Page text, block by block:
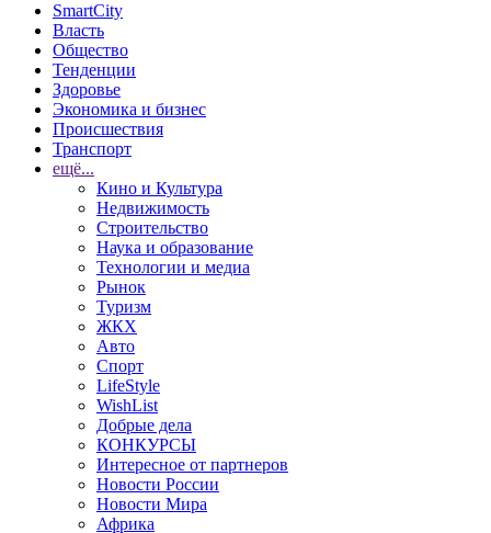
SmartCity
Власть
Общество
Тенденции
Здоровье
Экономика и бизнес
Происшествия
Транспорт
ещё...
Кино и Культура
Недвижимость
Строительство
Наука и образование
Технологии и медиа
Рынок
Туризм
ЖКХ
Авто
Спорт
LifeStyle
WishList
Добрые дела
КОНКУРСЫ
Интересное от партнеров
Новости России
Новости Мира
Африка